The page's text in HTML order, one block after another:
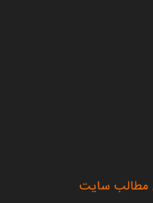
مطالب سایت